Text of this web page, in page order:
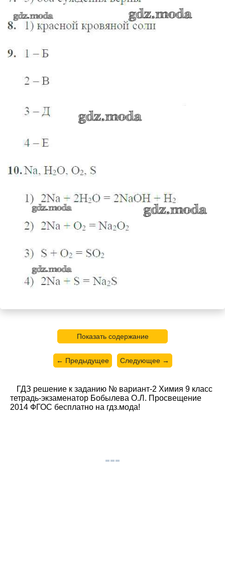
Показать содержание
← Предыдущее Следующее →
ГДЗ решение к заданию № вариант-2 Химия 9 класс
тетрадь-экзаменатор Бобылева О.Л. Просвещение
2014 ФГОС бесплатно на гдз.мода!